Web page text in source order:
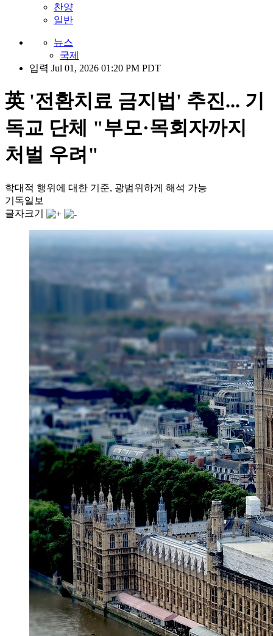
찬양
일반
뉴스
국제
입력 Jul 01, 2026 01:20 PM PDT
英 '전환치료 금지법' 추진... 기
독교 단체 "부모·목회자까지
처벌 우려"
학대적 행위에 대한 기준, 광범위하게 해석 가능
기독일보
글자크기